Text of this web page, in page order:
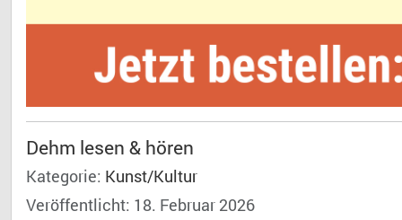
Dehm lesen & hören
Kategorie: Kunst/Kultur
Veröffentlicht: 18. Februar 2026